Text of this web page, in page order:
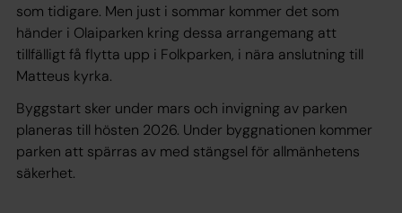
som tidigare. Men just i sommar kommer det som
händer i Olaiparken kring dessa arrangemang att
tillfälligt få flytta upp i Folkparken, i nära anslutning till
Matteus kyrka.
Byggstart sker under mars och invigning av parken
planeras till hösten 2026. Under byggnationen kommer
parken att spärras av med stängsel för allmänhetens
säkerhet.